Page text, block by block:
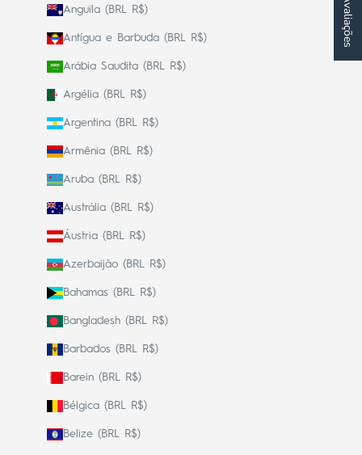
Anguila (BRL R$)
Antígua e Barbuda (BRL R$)
Arábia Saudita (BRL R$)
Argélia (BRL R$)
Argentina (BRL R$)
Armênia (BRL R$)
Aruba (BRL R$)
Austrália (BRL R$)
Áustria (BRL R$)
Azerbaijão (BRL R$)
Bahamas (BRL R$)
Bangladesh (BRL R$)
Barbados (BRL R$)
Barein (BRL R$)
Bélgica (BRL R$)
Belize (BRL R$)
★ Avaliações